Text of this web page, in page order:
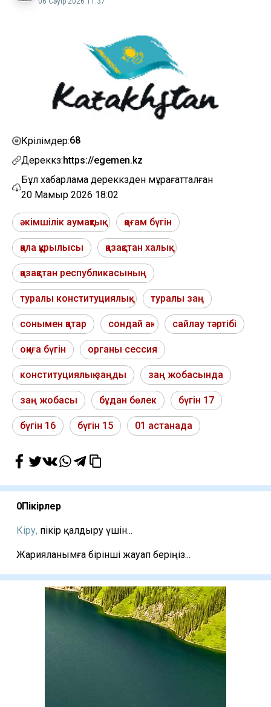
Көрілімдер:68
Дереккөз:https://egemen.kz
Бұл хабарлама дереккөзден мұрағатталған
20 Мамыр 2026 18:02
әкімшілік аумақтық қоғам бүгін
қала құрылысы қазақстан халық
қазақстан республикасының
туралы конституциялық туралы заң
сонымен қатар сондай ақ сайлау тәртібі
оқиға бүгін органы сессия
конституциялық заңды заң жобасында
заң жобасы бұдан бөлек бүгін 17
бүгін 16 бүгін 15 01 астанада
0Пікірлер
Кіру, пікір қалдыру үшін...
Жарияланымға бірінші жауап беріңіз...